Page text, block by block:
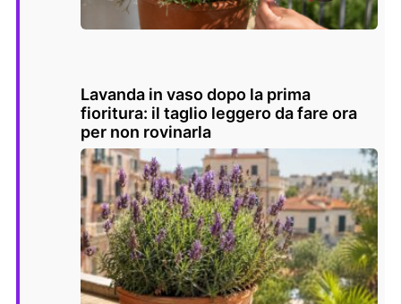
Lavanda in vaso dopo la prima
fioritura: il taglio leggero da fare ora
per non rovinarla